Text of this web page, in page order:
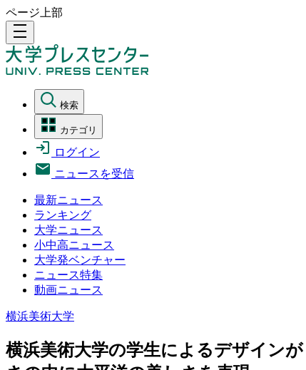
ページ上部
density_medium
検索
カテゴリ
ログイン
ニュースを受信
最新ニュース
ランキング
大学ニュース
小中高ニュース
大学発ベンチャー
ニュース特集
動画ニュース
横浜美術大学
横浜美術大学の学生によるデザイン